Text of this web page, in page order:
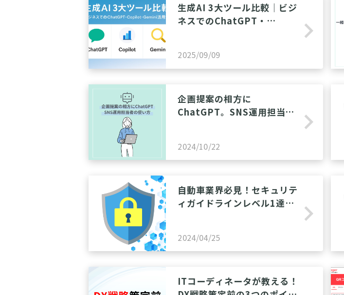
生成AI 3大ツール比較｜ビジ
ネスでのChatGPT・
2025/09/09
navigate_next
企画提案の相方に
ChatGPT。SNS運用担当者
2024/10/22
navigate_next
自動車業界必見！セキュリテ
ィガイドラインレベル1達成
2024/04/25
navigate_next
ITコーディネータが教える！